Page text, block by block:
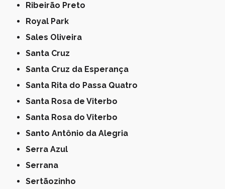
Ribeirão Preto
Royal Park
Sales Oliveira
Santa Cruz
Santa Cruz da Esperança
Santa Rita do Passa Quatro
Santa Rosa de Viterbo
Santa Rosa do Viterbo
Santo Antônio da Alegria
Serra Azul
Serrana
Sertãozinho